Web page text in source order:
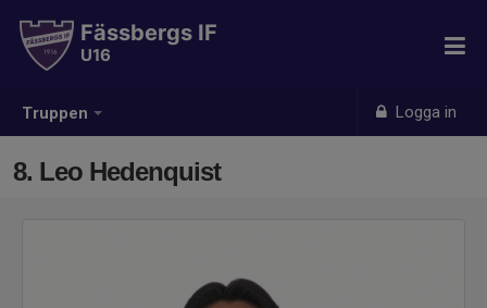
Truppen Logga in
Fässbergs IF
U16
8. Leo Hedenquist